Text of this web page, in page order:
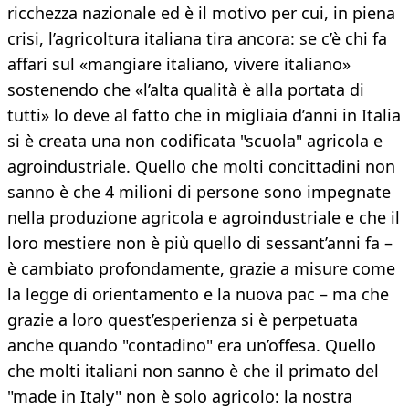
ricchezza nazionale ed è il motivo per cui, in piena
crisi, l’agricoltura italiana tira ancora: se c’è chi fa
affari sul «mangiare italiano, vivere italiano»
sostenendo che «l’alta qualità è alla portata di
tutti» lo deve al fatto che in migliaia d’anni in Italia
si è creata una non codificata "scuola" agricola e
agroindustriale. Quello che molti concittadini non
sanno è che 4 milioni di persone sono impegnate
nella produzione agricola e agroindustriale e che il
loro mestiere non è più quello di sessant’anni fa –
è cambiato profondamente, grazie a misure come
la legge di orientamento e la nuova pac – ma che
grazie a loro quest’esperienza si è perpetuata
anche quando "contadino" era un’offesa. Quello
che molti italiani non sanno è che il primato del
"made in Italy" non è solo agricolo: la nostra